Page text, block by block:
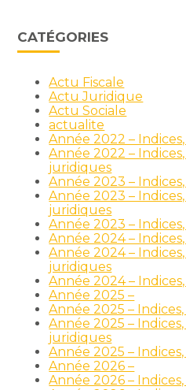
CATÉGORIES
Actu Fiscale
Actu Juridique
Actu Sociale
actualite
Année 2022 –
Année 2022 –
juridiques
Année 2023 –
Année 2023 –
juridiques
Année 2023 –
Année 2024 –
Année 2024 –
juridiques
Année 2024 –
Année 2025 –
Année 2025 –
Année 2025 –
juridiques
Année 2025 –
Année 2026 –
Année 2026 –